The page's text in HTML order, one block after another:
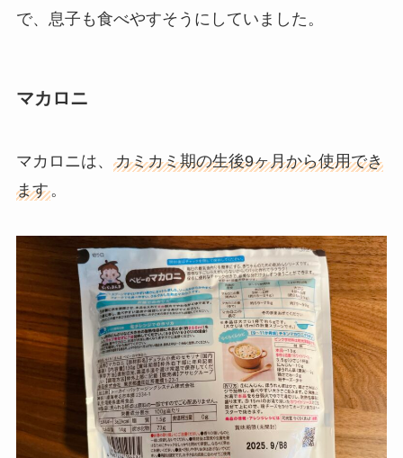
で、息子も食べやすそうにしていました。
マカロニ
マカロニは、 カミカミ期の生後9ヶ月から使用でき
ます。